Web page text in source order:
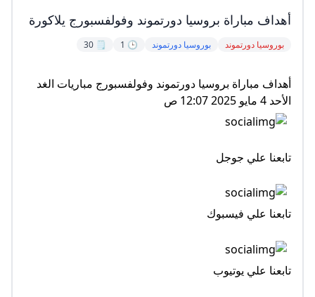
أهداف مباراة بروسيا دورتموند وفولفسبورج يلاكورة
بوروسيا دورتموند بوروسيا دورتموند 🕒 1
🗒️ 30
أهداف مباراة بروسيا دورتموند وفولفسبورج مباريات الغد
الأحد 4 مايو 2025 12:07 ص
تابعنا علي جوجل
تابعنا علي فيسبوك
تابعنا علي يوتيوب